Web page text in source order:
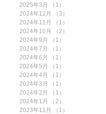
2025年3月
（1）
2024年12月
（3）
2024年11月
（1）
2024年10月
（2）
2024年9月
（1）
2024年7月
（1）
2024年6月
（1）
2024年5月
（1）
2024年4月
（1）
2024年3月
（1）
2024年2月
（1）
2024年1月
（2）
2023年11月
（1）